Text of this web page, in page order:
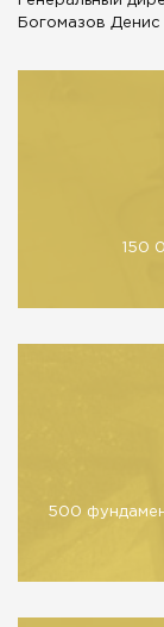
Богомазов
150
500